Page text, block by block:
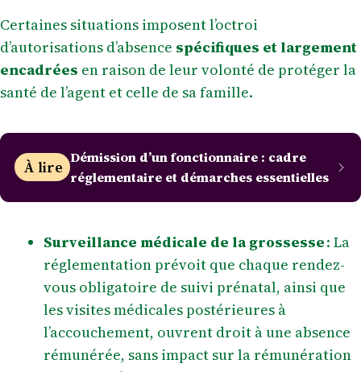
Certaines situations imposent l’octroi
d’autorisations d’absence spécifiques et largement
encadrées en raison de leur volonté de protéger la
santé de l’agent et celle de sa famille.
À lire Démission d’un fonctionnaire : cadre
réglementaire et démarches essentielles
Surveillance médicale de la grossesse: La
réglementation prévoit que chaque rendez-
vous obligatoire de suivi prénatal, ainsi que
les visites médicales postérieures à
l’accouchement, ouvrent droit à une absence
rémunérée, sans impact sur la rémunération